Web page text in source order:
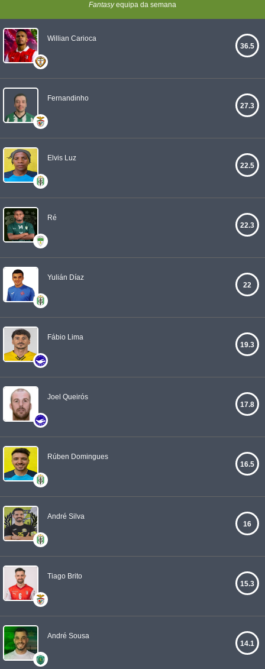
Fantasyequipa da semana
Willian Carioca
36.5
Fernandinho
27.3
Elvis Luz
22.5
Ré
22.3
Yulián Díaz
22
Fábio Lima
19.3
Joel Queirós
17.8
Rúben Domingues
16.5
André Silva
16
Tiago Brito
15.3
André Sousa
14.1